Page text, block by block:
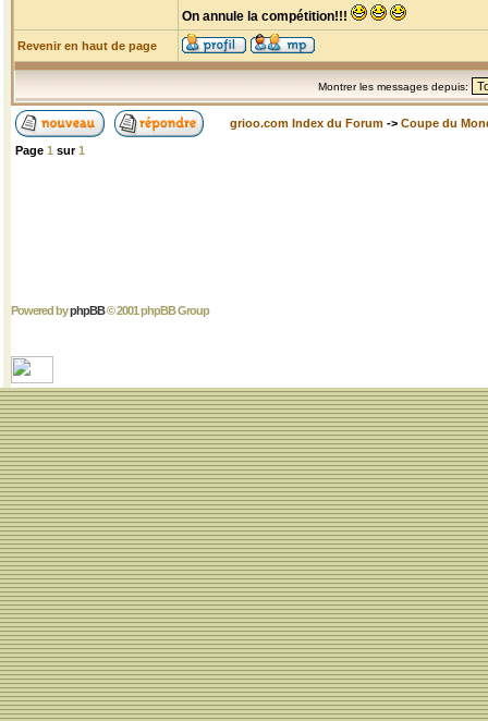
On annule la compétition!!!
Revenir en haut de page
Montrer les messages depuis:
grioo.com Index du Forum -> Coupe du
Page 1 sur1
Powered byphpBB© 2001 phpBB Group